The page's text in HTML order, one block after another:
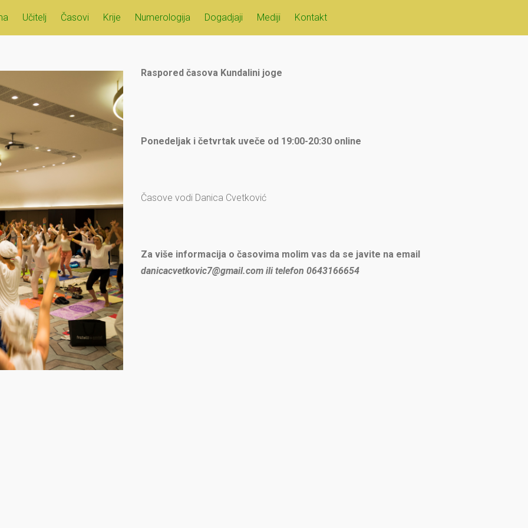
Učitelj Časovi Krije Numerologija Dogadjaji Mediji Kontakt
Raspored časova Kundalini joge
Ponedeljak i četvrtak uveče od 19:00-20:30 online
Časove vodi Danica Cvetković
Za više informacija o časovima molim vas da se javite na email
danicacvetkovic7@gmail.com ili telefon 0643166654